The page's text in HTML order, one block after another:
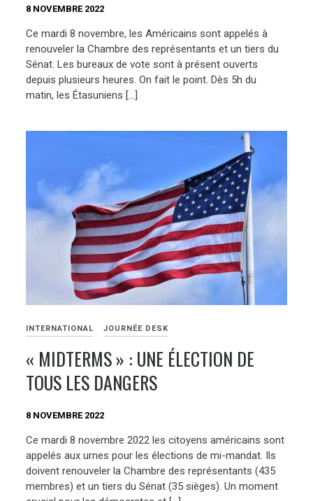
8 NOVEMBRE 2022
Ce mardi 8 novembre, les Américains sont appelés à
renouveler la Chambre des représentants et un tiers du
Sénat. Les bureaux de vote sont à présent ouverts
depuis plusieurs heures. On fait le point. Dès 5h du
matin, les Étasuniens […]
INTERNATIONAL JOURNÉE DESK
« MIDTERMS » : UNE ÉLECTION DE
TOUS LES DANGERS
8 NOVEMBRE 2022
Ce mardi 8 novembre 2022 les citoyens américains sont
appelés aux urnes pour les élections de mi-mandat. Ils
doivent renouveler la Chambre des représentants (435
membres) et un tiers du Sénat (35 sièges). Un moment